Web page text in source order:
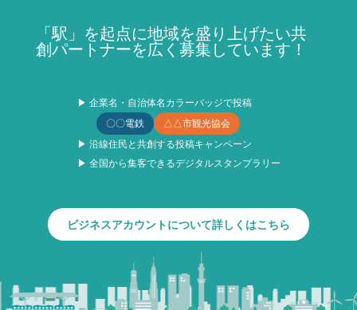
「駅」を起点に地域を盛り上げたい共
創パートナーを広く募集しています！
▶ 企業名・自治体名カラーバッジで投稿
〇〇電鉄
△△市観光協会
▶ 沿線住民と共創する投稿キャンペーン
▶ 全国から集客できるデジタルスタンプラリー
ビジネスアカウントについて詳しくはこちら